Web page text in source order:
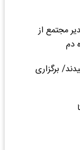
مجتمع از
دم
برگزاری